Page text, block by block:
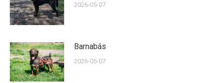
2026-05-07
Barnabás
2026-05-07